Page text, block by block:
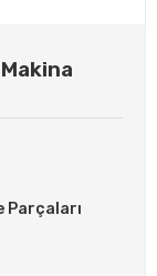
Parçaları